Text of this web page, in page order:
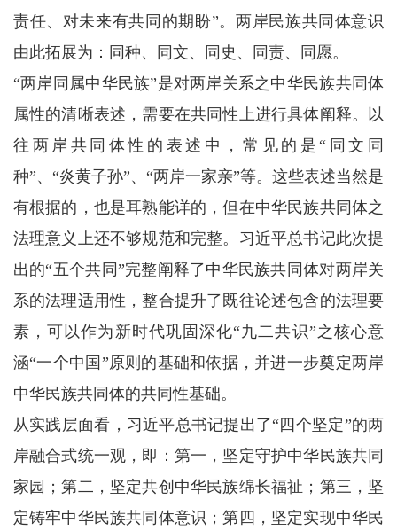
责任、对未来有共同的期盼”。两岸民族共同体意识
由此拓展为：同种、同文、同史、同责、同愿。
“两岸同属中华民族”是对两岸关系之中华民族共同体
属性的清晰表述，需要在共同性上进行具体阐释。以
往两岸共同体性的表述中，常见的是“同文同
种”、“炎黄子孙”、“两岸一家亲”等。这些表述当然是
有根据的，也是耳熟能详的，但在中华民族共同体之
法理意义上还不够规范和完整。习近平总书记此次提
出的“五个共同”完整阐释了中华民族共同体对两岸关
系的法理适用性，整合提升了既往论述包含的法理要
素，可以作为新时代巩固深化“九二共识”之核心意
涵“一个中国”原则的基础和依据，并进一步奠定两岸
中华民族共同体的共同性基础。
从实践层面看，习近平总书记提出了“四个坚定”的两
岸融合式统一观，即：第一，坚定守护中华民族共同
家园；第二，坚定共创中华民族绵长福祉；第三，坚
定铸牢中华民族共同体意识；第四，坚定实现中华民